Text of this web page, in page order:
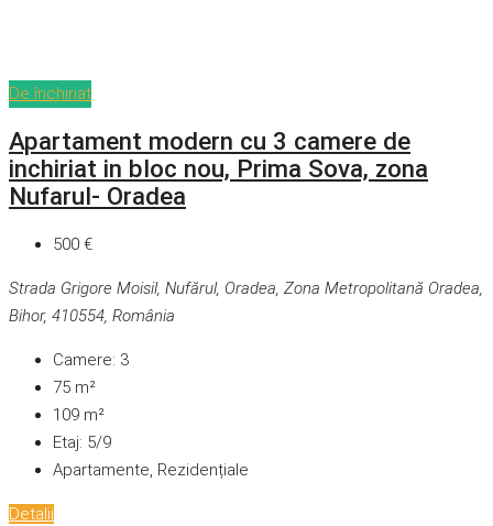
De închiriat
Apartament modern cu 3 camere de
inchiriat in bloc nou, Prima Sova, zona
Nufarul- Oradea
500 €
Strada Grigore Moisil, Nufărul, Oradea, Zona Metropolitană Oradea,
Bihor, 410554, România
Camere: 3
75 m²
109 m²
Etaj: 5/9
Apartamente, Rezidențiale
Detalii